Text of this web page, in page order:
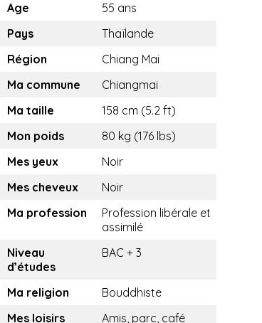
Age
55 ans
Pays
Thaïlande
Région
Chiang Mai
Ma commune
Chiangmai
Ma taille
158 cm (5.2 ft)
Mon poids
80 kg (176 lbs)
Mes yeux
Noir
Mes cheveux
Noir
Ma profession
Profession libérale et
assimilé
Niveau
d’études
BAC + 3
Ma religion
Bouddhiste
Mes loisirs
Amis, parc, café